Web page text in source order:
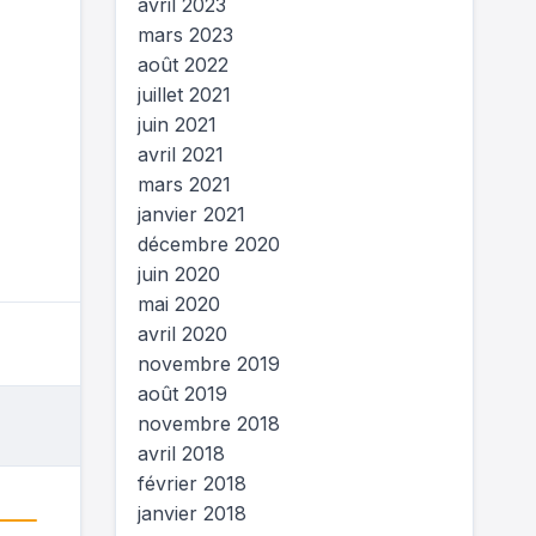
avril 2023
mars 2023
août 2022
juillet 2021
juin 2021
avril 2021
mars 2021
janvier 2021
décembre 2020
juin 2020
mai 2020
avril 2020
novembre 2019
août 2019
novembre 2018
avril 2018
février 2018
janvier 2018